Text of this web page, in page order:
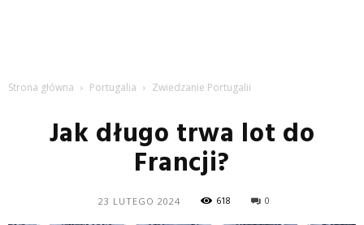
Strona główna Portugalia Zwiedzanie Portugalii
Jak długo trwa lot do
Francji?
23 LUTEGO 2024 618 0